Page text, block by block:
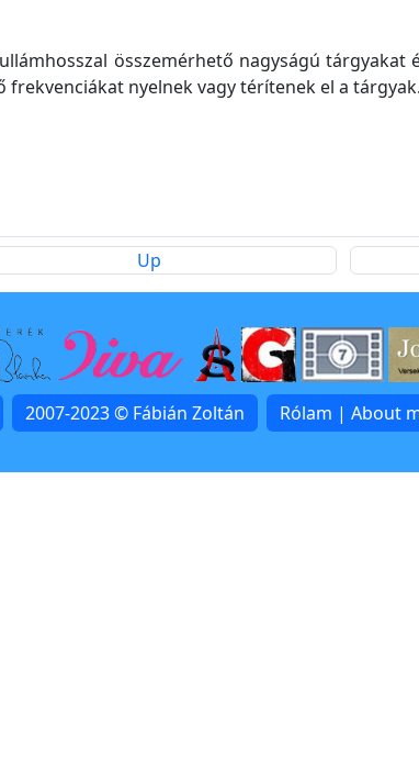
összemérhető nagyságú tárgyakat
nyelnek vagy térítenek el a tárgyak.
Up
2007-2023 © Fábián Zoltán Rólam | About